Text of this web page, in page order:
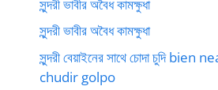
সুন্দরী ভাবীর অবৈধ কামক্ষুধা
সুন্দরী ভাবীর অবৈধ কামক্ষুধা
সুন্দরী বেয়াইনের সাথে চোদা চুদি
chudir golpo